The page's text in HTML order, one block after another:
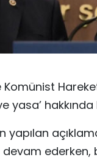
Komünist
yasa’
yapılan
devam ederken,